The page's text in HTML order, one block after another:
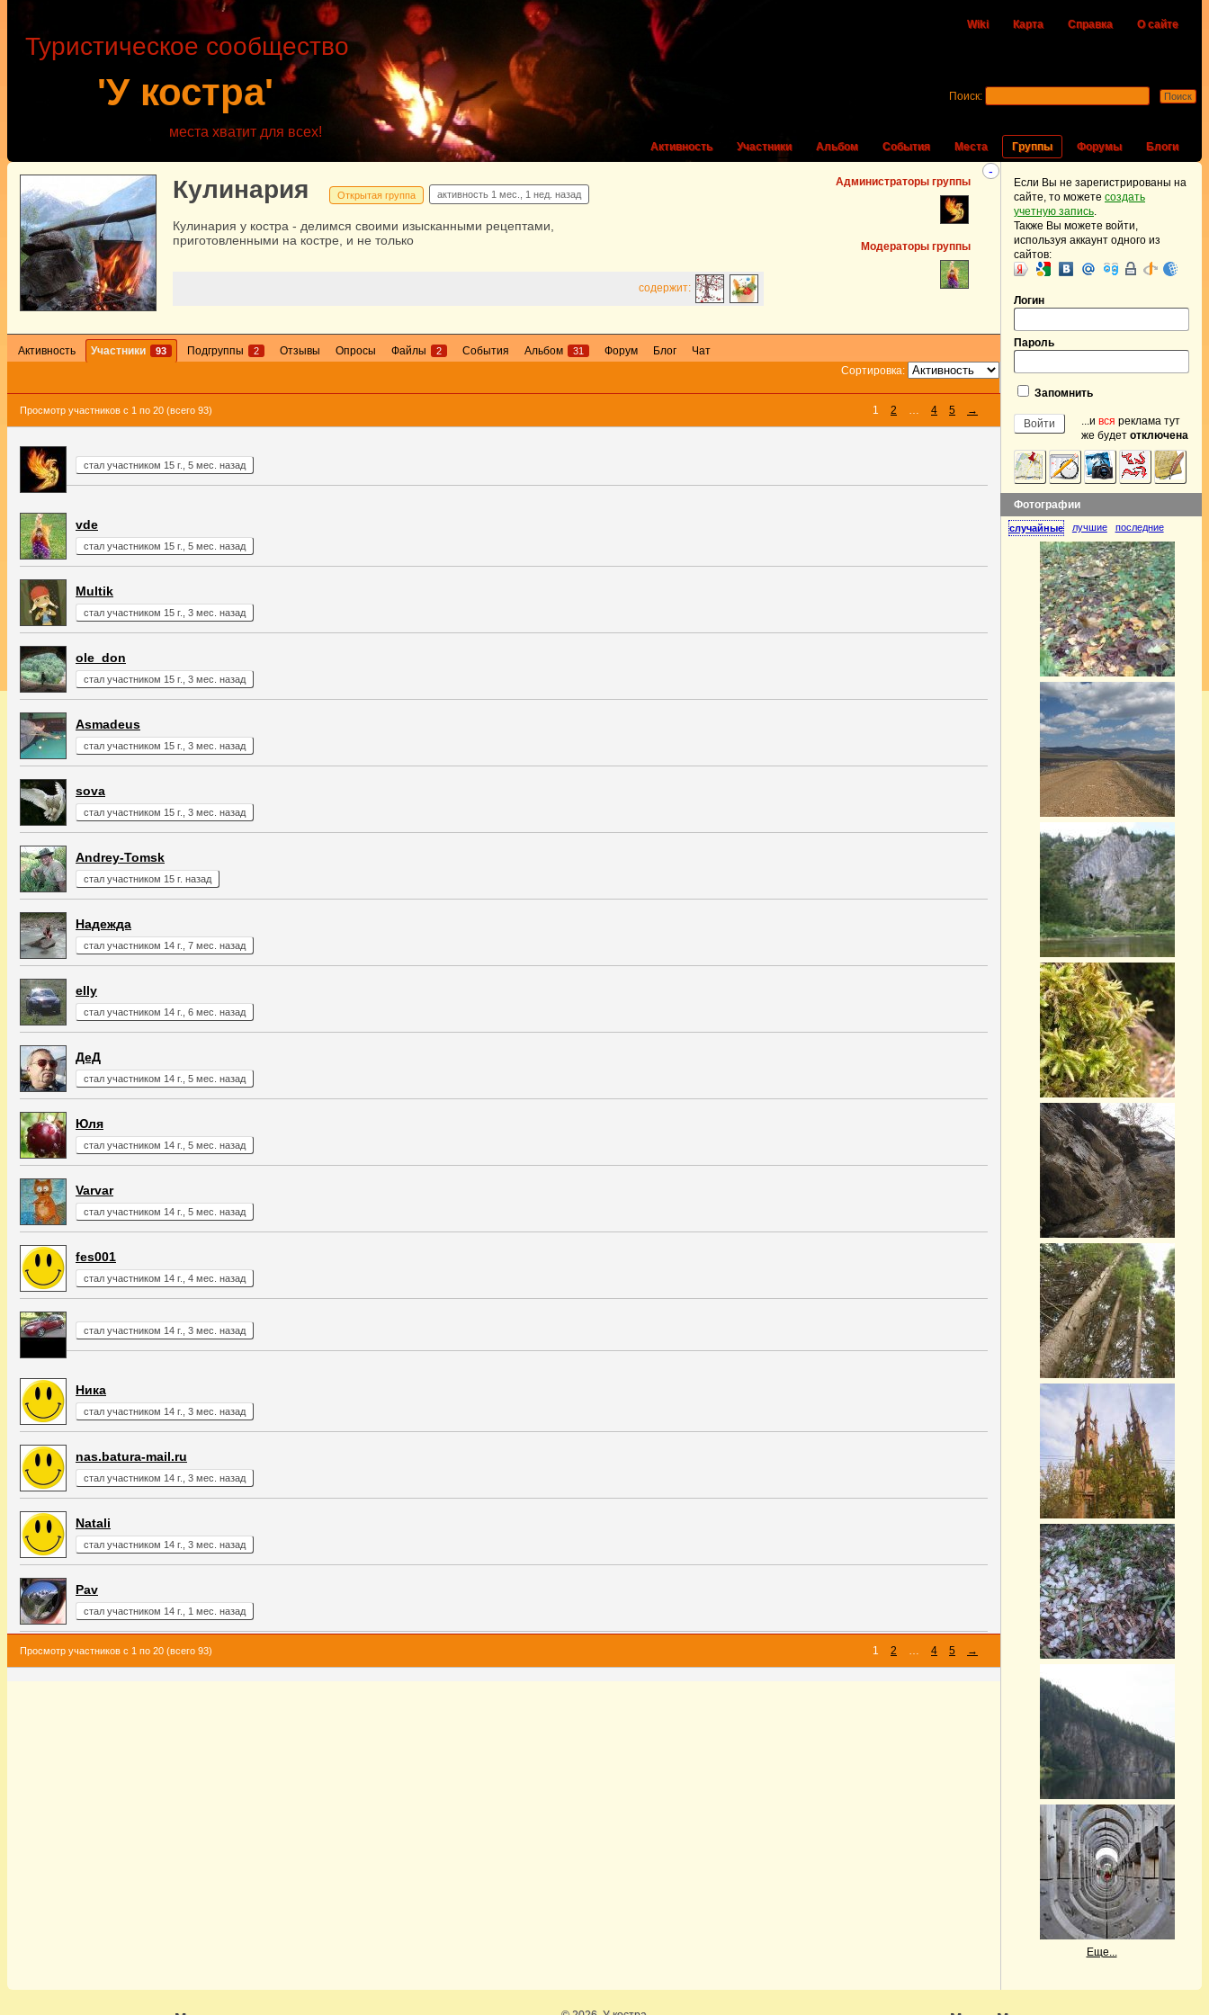
Wiki Карта Справка О сайте
'У костра'
Туристическое сообщество
места хватит для всех!
Активность Участники Альбом События Места Группы Форумы Блоги
Поиск:
-
Администраторы группы
Модераторы группы
Кулинария Открытая группа активность 1 мес., 1 нед. назад
Кулинария у костра - делимся своими изысканными рецептами,
приготовленными на костре, и не только
содержит:
Активность Участники 93 Подгруппы 2 Отзывы Опросы Файлы 2 События Альбом 31 Форум Блог
Чат
Сортировка:
Просмотр участников с 1 по 20 (всего 93) 1 2 … 4 5 →
стал участником 15 г., 5 мес. назад
vde
стал участником 15 г., 5 мес. назад
Multik
стал участником 15 г., 3 мес. назад
ole_don
стал участником 15 г., 3 мес. назад
Asmadeus
стал участником 15 г., 3 мес. назад
sova
стал участником 15 г., 3 мес. назад
Andrey-Tomsk
стал участником 15 г. назад
Надежда
стал участником 14 г., 7 мес. назад
elly
стал участником 14 г., 6 мес. назад
ДеД
стал участником 14 г., 5 мес. назад
Юля
стал участником 14 г., 5 мес. назад
Varvar
стал участником 14 г., 5 мес. назад
fes001
стал участником 14 г., 4 мес. назад
стал участником 14 г., 3 мес. назад
Ника
стал участником 14 г., 3 мес. назад
nas.batura-mail.ru
стал участником 14 г., 3 мес. назад
Natali
стал участником 14 г., 3 мес. назад
Pav
стал участником 14 г., 1 мес. назад
Просмотр участников с 1 по 20 (всего 93) 1 2 … 4 5 →
Если Вы не зарегистрированы на
сайте, то можете создать
учетную запись.
Также Вы можете войти,
используя аккаунт одного из
сайтов:
Логин
Пароль
Запомнить
...и вся реклама тут
же будет отключена
Фотографии
случайные лучшие последние
Еще...